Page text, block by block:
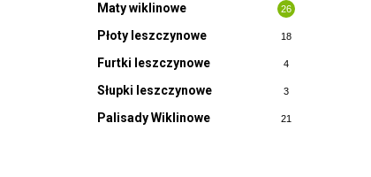
Maty wiklinowe 26
Płoty leszczynowe 18
Furtki leszczynowe 4
Słupki leszczynowe 3
Palisady Wiklinowe 21